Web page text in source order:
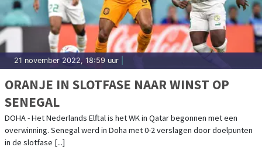
21 november 2022, 18:59 uur
ORANJE IN SLOTFASE NAAR WINST OP
SENEGAL
DOHA - Het Nederlands Elftal is het WK in Qatar begonnen met een
overwinning. Senegal werd in Doha met 0-2 verslagen door doelpunten
in de slotfase [...]